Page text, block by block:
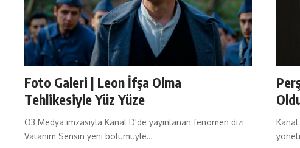
Foto Galeri | Leon İfşa Olma
Tehlikesiyle Yüz Yüze
O3 Medya imzasıyla Kanal D'de yayınlanan fenomen dizi
Vatanım Sensin yeni bölümüyle…
Kanal